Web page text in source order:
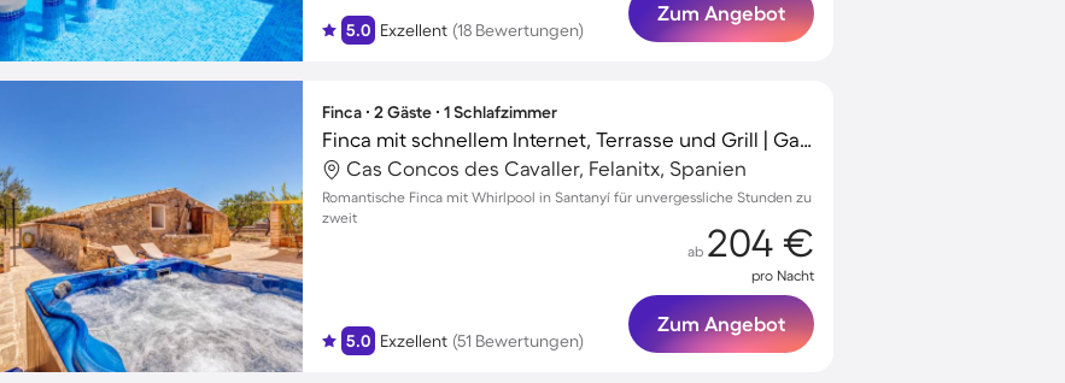
5.0 Exzellent (18 Bewertungen)
Zum Angebot
Finca ∙ 2 Gäste ∙ 1 Schlafzimmer
Finca mit schnellem Internet, Terrasse und Grill | Gartenblick
Cas Concos des Cavaller, Felanitx, Spanien
Romantische Finca mit Whirlpool in Santanyí für unvergessliche Stunden zu
zweit
5.0 Exzellent (51 Bewertungen)
ab 204 €
pro Nacht
Zum Angebot